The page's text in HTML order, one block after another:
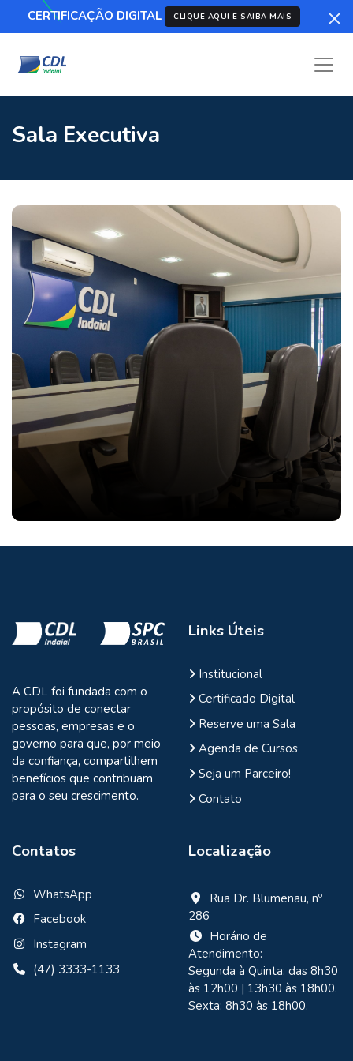
CERTIFICAÇÃO DIGITAL CLIQUE AQUI E SAIBA MAIS
Sala Executiva
A CDL foi fundada com o
propósito de conectar
pessoas, empresas e o
governo para que, por meio
da confiança, compartilhem
benefícios que contribuam
para o seu crescimento.
Links Úteis
Institucional
Certificado Digital
Reserve uma Sala
Agenda de Cursos
Seja um Parceiro!
Contato
Contatos
WhatsApp
Facebook
Instagram
(47) 3333-1133
Localização
Rua Dr. Blumenau, nº
286
Horário de
Atendimento:
Segunda à Quinta: das 8h30
às 12h00 | 13h30 às 18h00.
Sexta: 8h30 às 18h00.